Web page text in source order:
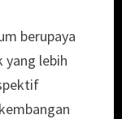
berupaya
yang lebih